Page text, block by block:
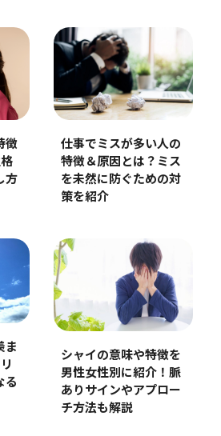
徴
方
仕事でミスが多い人の
特徴＆原因とは？ミス
を未然に防ぐための対
策を紹介
ま
る
シャイの意味や特徴を
男性女性別に紹介！脈
ありサインやアプロー
チ方法も解説